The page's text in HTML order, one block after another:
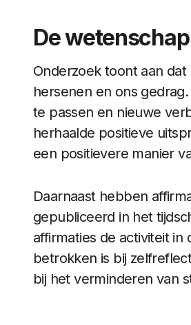
De
Onderzoek toont aan
hersenen en ons
te passen en nieuwe
herhaalde positieve
een positievere manier
Daarnaast hebben
gepubliceerd in het
affirmaties de activiteit
betrokken is bij
bij het verminderen van